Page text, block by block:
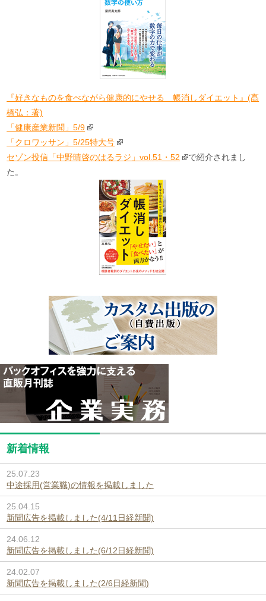
『好きなものを食べながら健康的にやせる 帳消しダイエット』(髙
橋弘：著)
「健康産業新聞」5/9
「クロワッサン」5/25特大号
セゾン投信「中野晴啓のはるラジ」vol.51・52
で紹介されまし
た。
新着情報
25.07.23
中途採用(営業職)の情報を掲載しました
25.04.15
新聞広告を掲載しました(4/11日経新聞)
24.06.12
新聞広告を掲載しました(6/12日経新聞)
24.02.07
新聞広告を掲載しました(2/6日経新聞)